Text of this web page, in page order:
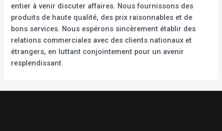
entier à venir discuter affaires. Nous fournissons des
produits de haute qualité, des prix raisonnables et de
bons services. Nous espérons sincèrement établir des
relations commerciales avec des clients nationaux et
étrangers, en luttant conjointement pour un avenir
resplendissant.